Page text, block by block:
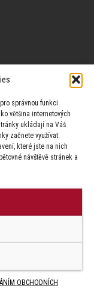
správnou funkci
většina internetových
ukládají na Váš
začnete využívat.
které jste na nich
návštěvě stránek a
OBCHODNÍCH